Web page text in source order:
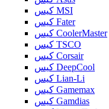
کیس MSI
کیس Fater
کیس CoolerMaster
کیس TSCO
کیس Corsair
کیس DeepCool
کیس Lian-Li
کیس Gamemax
کیس Gamdias